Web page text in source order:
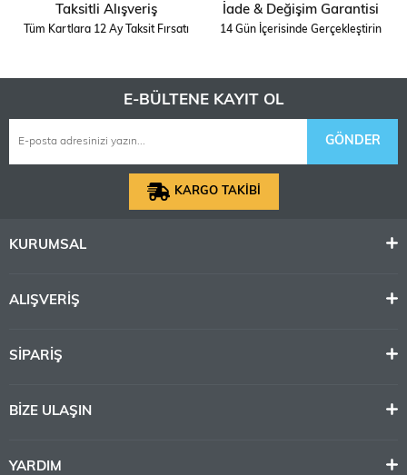
Taksitli Alışveriş
Tüm Kartlara 12 Ay Taksit Fırsatı
İade & Değişim Garantisi
14 Gün İçerisinde Gerçekleştirin
E-BÜLTENE KAYIT OL
GÖNDER
KARGO TAKİBİ
KURUMSAL
ALIŞVERİŞ
SİPARİŞ
BİZE ULAŞIN
YARDIM